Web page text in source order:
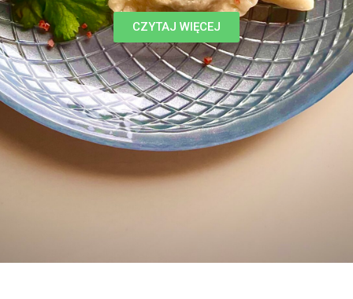
CZYTAJ WIĘCEJ